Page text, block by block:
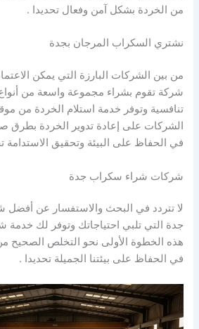
من الخردة بشكل آمن وفعال تحديدا .
نشتري السكراب المرجان بجدة
من بين الشركات البارزة التي يمكن
شركة تقوم بشراء مجموعة واسعة من أنواع
تنافسية وتوفر خدمة استلام الخردة من
الشركات على إعادة تدوير الخردة بطرق
في الحفاظ على البيئة وتحقيق الاستدامة
شركات شراء سكراب جدة
لا تتردد في البحث والاستفسار عن
جدة التي تلبي احتياجاتك وتوفر لك خدمة
هذه الخطوة الأولى نحو التخلص الصحيح
في الحفاظ على بيئتنا الجميلة تحديدا .